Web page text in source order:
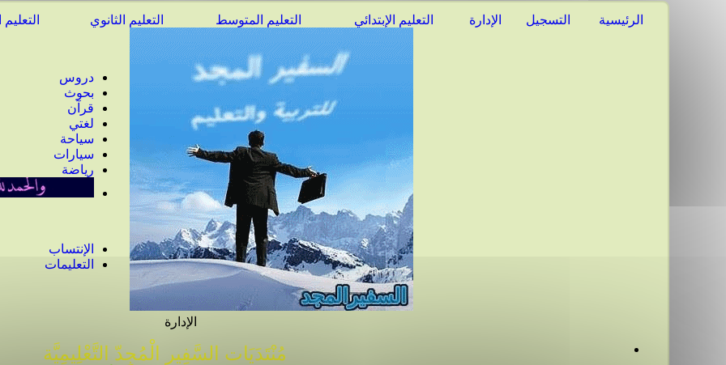
الرئيسية التسجيل الإدارة التعليم الإبتدائي التعليم المتوسط التعليم الثانوي
دروس
بحوث
قرآن
لغتي
سياحة
سيارات
رياضة
الإنتساب
التعليمات
الإدارة
مُنْتَدَيَات السَّفِير الْمُجِدّ التَّعْلِيمِيَّة